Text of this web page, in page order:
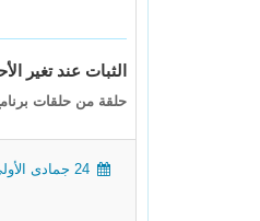
الثبات عند تغير
حلقة من حلقات